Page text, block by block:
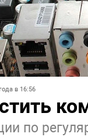
в 16:56
по